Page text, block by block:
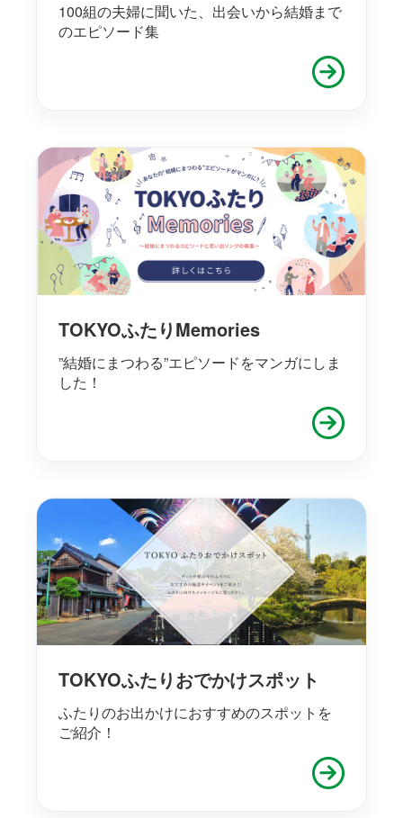
100組の夫婦に聞いた、出会いから結婚まで
のエピソード集
TOKYOふたりMemories
”結婚にまつわる”エピソードをマンガにしま
した！
TOKYOふたりおでかけスポット
ふたりのお出かけにおすすめのスポットを
ご紹介！